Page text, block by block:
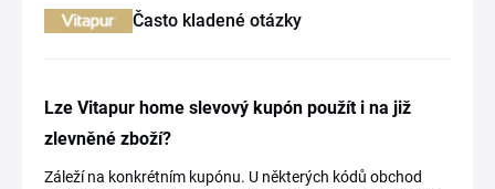
Často kladené otázky
Lze Vitapur home slevový kupón použít i na již
zlevněné zboží?
Záleží na konkrétním kupónu. U některých kódů obchod